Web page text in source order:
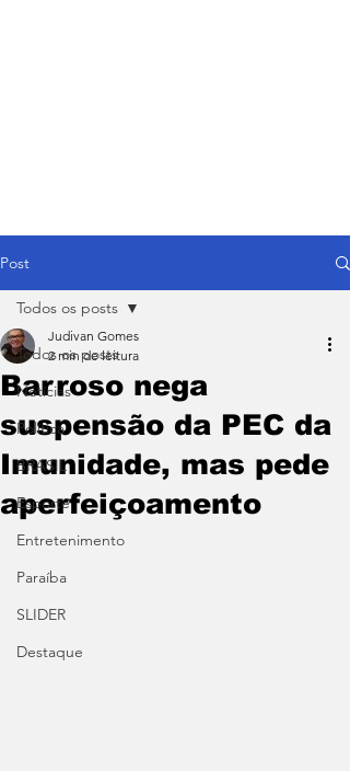
Post
Todos os posts
Notícias
Política
BRASIL
Esporte
Entretenimento
Paraíba
SLIDER
Destaque
Todos os posts
Barroso nega
suspensão da PEC da
Imunidade, mas pede
aperfeiçoamento
Judivan Gomes
2 min de leitura